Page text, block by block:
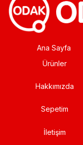
Ana Sayfa
Ürünler
Hakkımızda
Sepetim
İletişim